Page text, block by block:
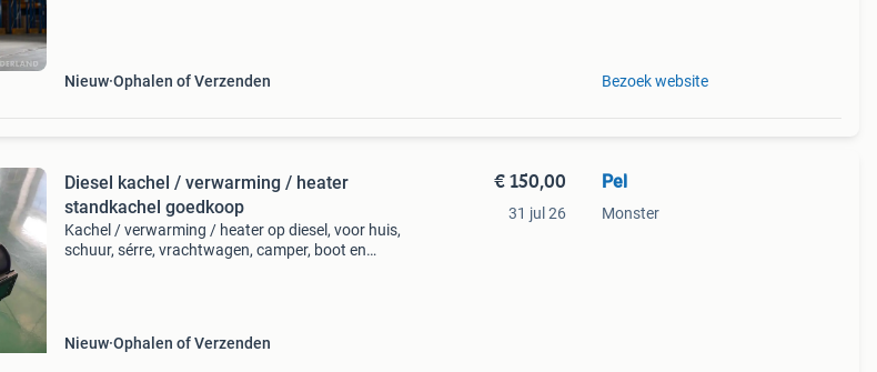
Nieuw Ophalen of Verzenden Bezoek website
Diesel kachel / verwarming / heater
standkachel goedkoop
Kachel / verwarming / heater op diesel, voor huis,
schuur, sérre, vrachtwagen, camper, boot en
Nieuw Ophalen of Verzenden
€ 150,00
31 jul 26
Pel
Monster